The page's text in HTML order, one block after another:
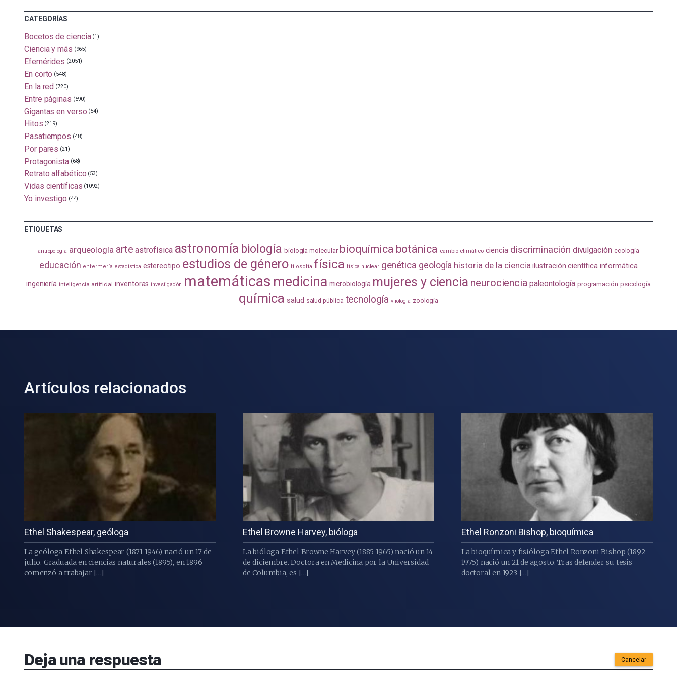
CATEGORÍAS
Bocetos de ciencia (1)
Ciencia y más (965)
Efemérides (2051)
En corto (548)
En la red (720)
Entre páginas (590)
Gigantas en verso (54)
Hitos (219)
Pasatiempos (48)
Por pares (21)
Protagonista (68)
Retrato alfabético (53)
Vidas científicas (1092)
Yo investigo (44)
ETIQUETAS
antropología arqueología arte astrofísica astronomía biología biología molecular bioquímica botánica cambio climático ciencia discriminación divulgación ecología
educación enfermería estadistica estereotipo estudios de género filosofía física física nuclear genética geología historia de la ciencia ilustración científica informática
ingeniería inteligencia artificial inventoras investigación matemáticas medicina microbiología mujeres y ciencia neurociencia paleontología programación psicología
química salud salud pública tecnología virología zoología
Artículos relacionados
Ethel Shakespear, geóloga
La geóloga Ethel Shakespear (1871-1946) nació un 17 de
julio. Graduada en ciencias naturales (1895), en 1896
comenzó a trabajar […]
Ethel Browne Harvey, bióloga
La bióloga Ethel Browne Harvey (1885-1965) nació un 14
de diciembre. Doctora en Medicina por la Universidad
de Columbia, es […]
Ethel Ronzoni Bishop, bioquímica
La bioquímica y fisióloga Ethel Ronzoni Bishop (1892-
1975) nació un 21 de agosto. Tras defender su tesis
doctoral en 1923 […]
Deja una respuesta Cancelar